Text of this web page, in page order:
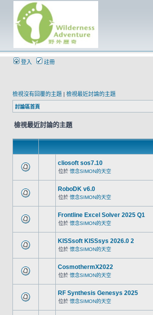
登入 註冊
檢視沒有回覆的主題 | 檢視最近討論的主題
討論區首頁
檢視最近討論的主題
cliosoft sos7.10
位於 懷念SIMON的天空
RoboDK v6.0
位於 懷念SIMON的天空
Frontline Excel Solver 2025 Q1
位於 懷念SIMON的天空
KISSsoft KISSsys 2026.0 2
位於 懷念SIMON的天空
CosmothermX2022
位於 懷念SIMON的天空
RF Synthesis Genesys 2025
位於 懷念SIMON的天空